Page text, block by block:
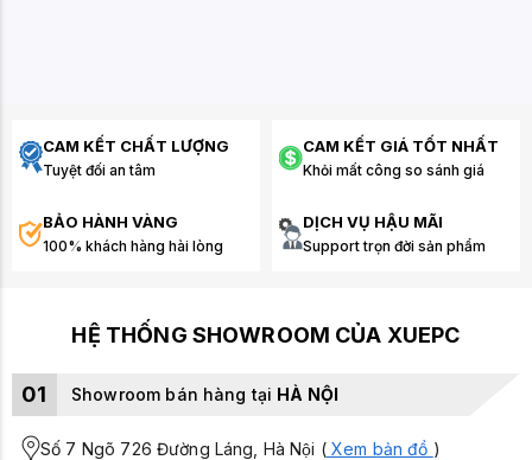
CAM KẾT CHẤT LƯỢNG
Tuyệt đối an tâm
CAM KẾT GIÁ TỐT NHẤT
Khỏi mất công so sánh giá
BẢO HÀNH VÀNG
100% khách hàng hài lòng
DỊCH VỤ HẬU MÃI
Support trọn đời sản phẩm
HỆ THỐNG SHOWROOM CỦA XUEPC
01 Showroom bán hàng tại HÀ NỘI
Số 7 Ngõ 726 Đường Láng, Hà Nội (Xem bản đồ )